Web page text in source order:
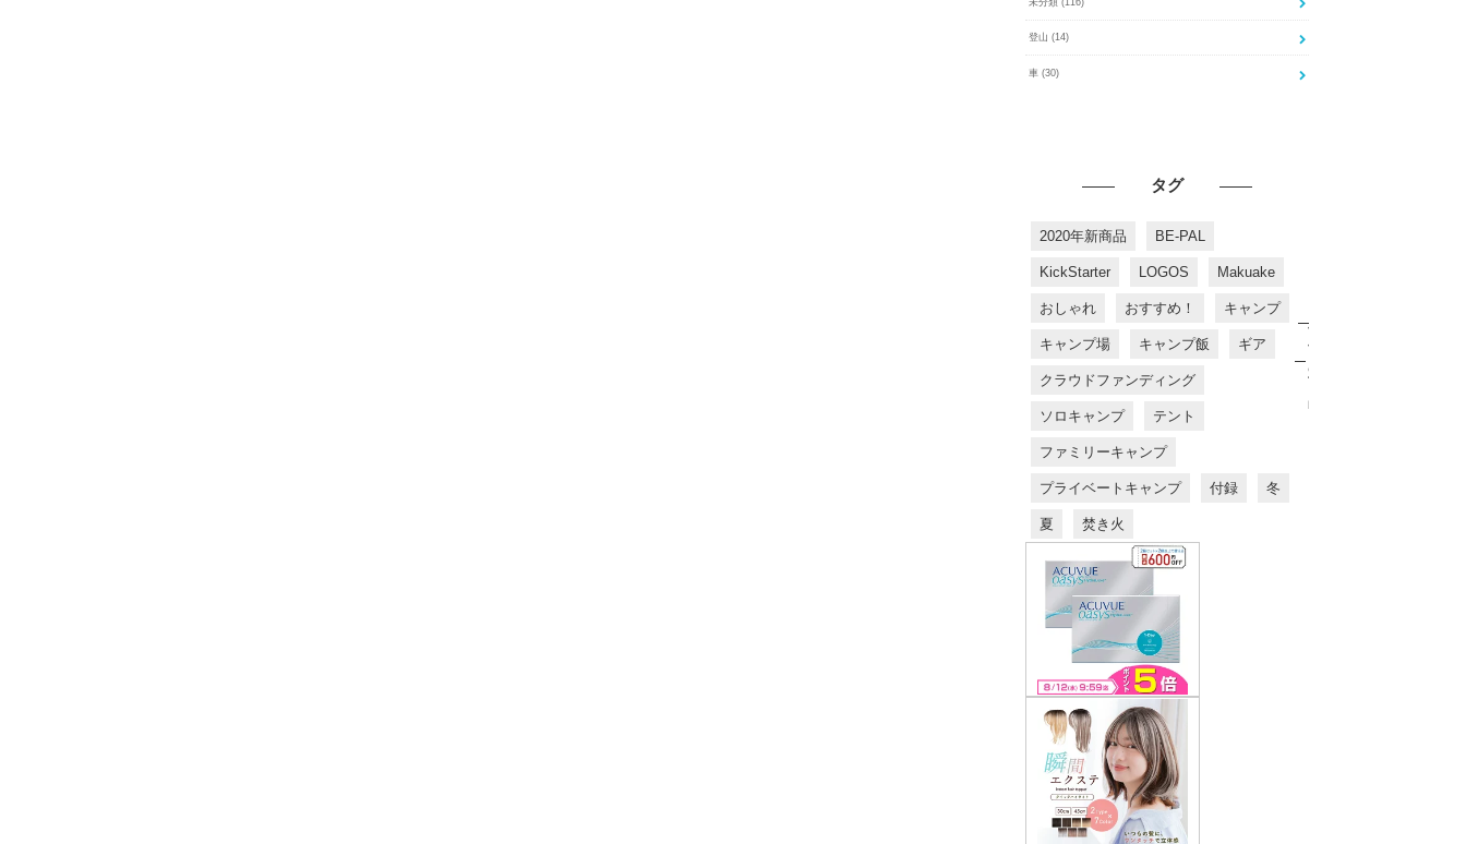
登山 (14)
車 (30)
タグ
2020年新商品 BE-PAL
KickStarter LOGOS Makuake
おしゃれ おすすめ！ キャンプ
キャンプ場 キャンプ飯 ギア
クラウドファンディング
ソロキャンプ テント
ファミリーキャンプ
プライベートキャンプ 付録 冬
夏 焚き火
す
す
め
商
品